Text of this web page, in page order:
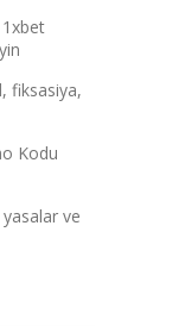
fiksasiya,
Kodu
ve